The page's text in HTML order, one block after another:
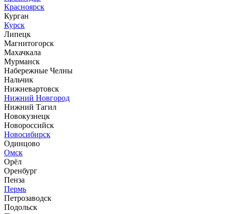
Красноярск
Курган
Курск
Липецк
Магнитогорск
Махачкала
Мурманск
Набережные Челны
Нальчик
Нижневартовск
Нижний Новгород
Нижний Тагил
Новокузнецк
Новороссийск
Новосибирск
Одинцово
Омск
Орёл
Оренбург
Пенза
Пермь
Петрозаводск
Подольск